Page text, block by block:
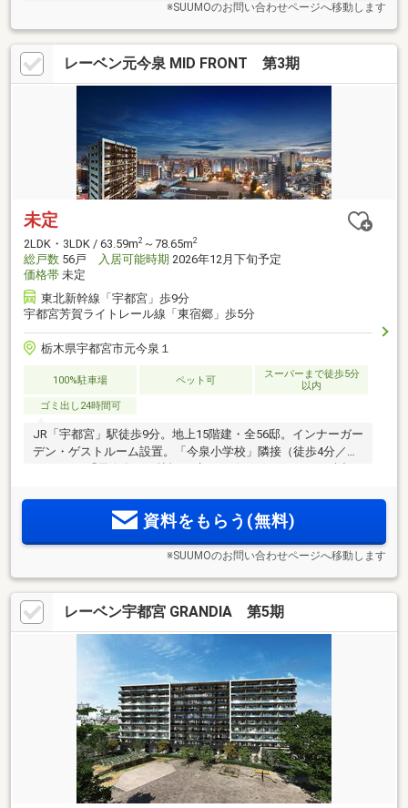
※SUUMOのお問い合わせページへ移動します
レーベン元今泉 MID FRONT 第3期
未定
2LDK・3LDK / 63.59m2 ～78.65m2
総戸数 56戸 入居可能時期 2026年12月下旬予定
価格帯 未定
東北新幹線「宇都宮」歩9分
宇都宮芳賀ライトレール線「東宿郷」歩5分
栃木県宇都宮市元今泉１
100%駐車場 ペット可
スーパーまで徒歩5分
以内
ゴミ出し24時間可
JR「宇都宮」駅徒歩9分。地上15階建・全56邸。インナーガー
デン・ゲストルーム設置。「今泉小学校」隣接（徒歩4分／約
資料をもらう(無料)
※SUUMOのお問い合わせページへ移動します
レーベン宇都宮 GRANDIA 第5期